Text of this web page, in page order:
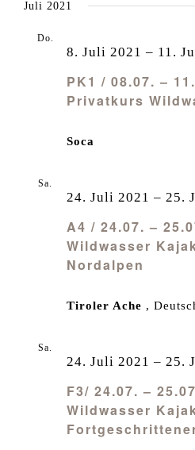
Juli 2021
Do.
PK1 / 08.07. –
Privatkurs
8. Juli 2021 – 11.
Soca
Sa.
A4 / 24.07. –
Wildwasser
Nordalpen
24. Juli 2021 – 25.
Tiroler Ache ,
Sa.
F3/ 24.07. –
Wildwasser
24. Juli 2021 – 25.